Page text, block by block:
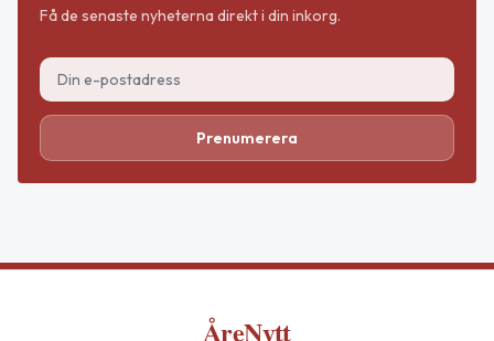
Få de senaste nyheterna direkt i din inkorg.
Prenumerera
ÅreNytt